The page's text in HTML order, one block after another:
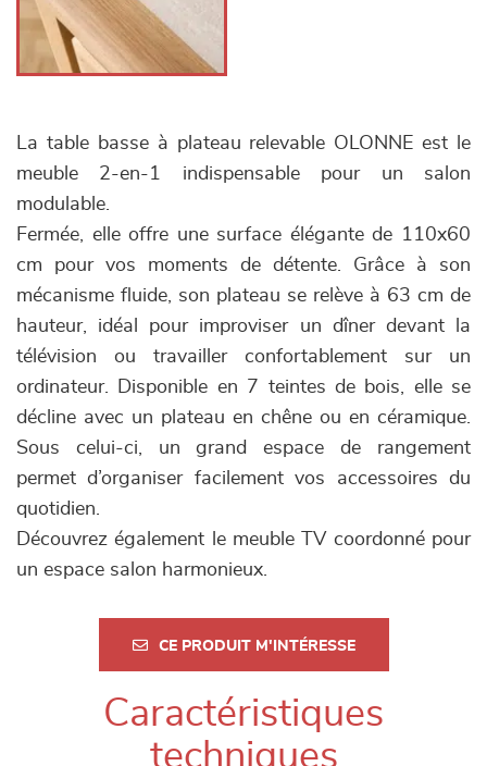
La table basse à plateau relevable OLONNE est le
meuble 2-en-1 indispensable pour un salon
modulable.
Fermée, elle offre une surface élégante de 110x60
cm pour vos moments de détente. Grâce à son
mécanisme fluide, son plateau se relève à 63 cm de
hauteur, idéal pour improviser un dîner devant la
télévision ou travailler confortablement sur un
ordinateur. Disponible en 7 teintes de bois, elle se
décline avec un plateau en chêne ou en céramique.
Sous celui-ci, un grand espace de rangement
permet d’organiser facilement vos accessoires du
quotidien.
Découvrez également le meuble TV coordonné pour
un espace salon harmonieux.
CE PRODUIT M'INTÉRESSE
Caractéristiques
techniques